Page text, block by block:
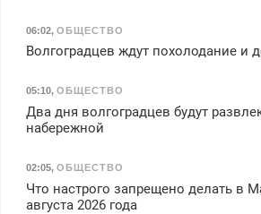
06:02, ОБЩЕСТВО
Волгоградцев ждут похолодание и
05:10, ОБЩЕСТВО
Два дня волгоградцев будут
набережной
02:05, ОБЩЕСТВО
Что настрого запрещено делать в
августа 2026 года